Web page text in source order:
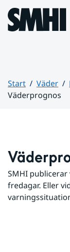
Hoppa till sidans
Start Väder
Väderprognos
SMHI
fredagar. Eller